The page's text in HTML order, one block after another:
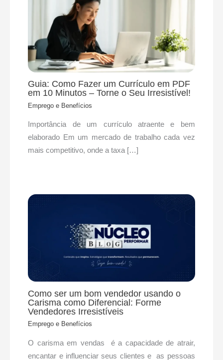
Guia: Como Fazer um Currículo em PDF
em 10 Minutos – Torne o Seu Irresistível!
Emprego e Benefícios
​Importância de um currículo atraente e bem
elaborado Em um mercado de trabalho cada vez
mais competitivo, onde a taxa […]
Como ser um bom vendedor usando o
Carisma como Diferencial: Forme
Vendedores Irresistíveis
Emprego e Benefícios
O carisma em vendas é a capacidade de atrair,
encantar e influenciar seus clientes e as pessoas